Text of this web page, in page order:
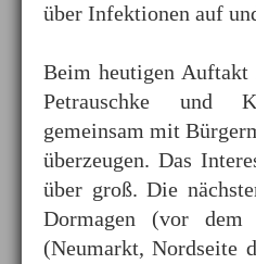
über Infektionen auf
Beim heutigen Auftakt
Petrauschke und
gemeinsam mit
überzeugen. Das
über groß. Die
Dormagen (vor dem
(Neumarkt, Nordseite